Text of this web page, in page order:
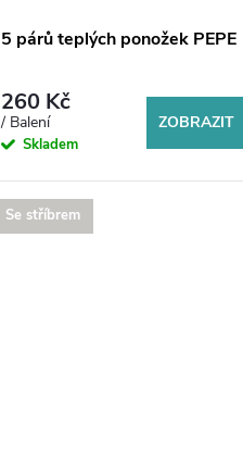
5 párů teplých ponožek PEPE
260 Kč
/ Balení
Skladem
ZOBRAZIT
Se stříbrem